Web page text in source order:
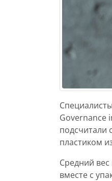
Governance
подсчитали
пластиком
Средний
вместе с